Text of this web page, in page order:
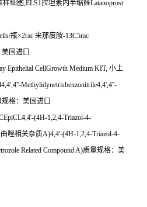
样细胞;ELS1拉坦素内半缩醛Latanoprost
瓶×2rac 来那度胺-13C5rac
国进口
Epithelial CellGrowth Medium KIT, 小上
Methylidynetrisbenzonitrile4,4',4''-
规格：美国进口
(4H-1,2,4-Triazol-4-
唑相关杂质A)4,4'-(4H-1,2,4-Triazol-4-
Related Compound A)质量规格：美